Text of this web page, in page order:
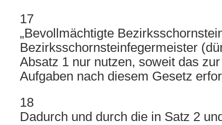
17
„Bevollmächtigte
Bezirksschornsteinfegermeister
Absatz 1 nur nutzen, soweit das
Aufgaben nach diesem Gesetz
18
Dadurch und durch die in Satz 2